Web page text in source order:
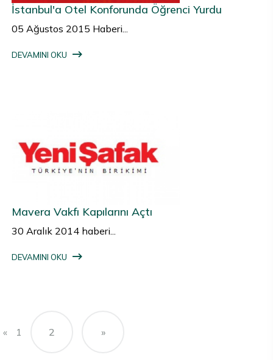
İstanbul'a Otel Konforunda Öğrenci Yurdu
05 Ağustos 2015 Haberi...
DEVAMINI OKU
Mavera Vakfı Kapılarını Açtı
30 Aralık 2014 haberi...
DEVAMINI OKU
« 1 2 »